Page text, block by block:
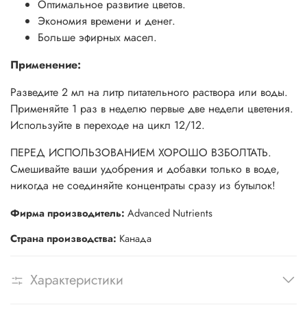
Оптимальное развитие цветов.
Экономия времени и денег.
Больше эфирных масел.
Применение:
Разведите 2 мл на литр питательного раствора или воды.
Применяйте 1 раз в неделю первые две недели цветения.
Используйте в переходе на цикл 12/12.
ПЕРЕД ИСПОЛЬЗОВАНИЕМ ХОРОШО ВЗБОЛТАТЬ.
Смешивайте ваши удобрения и добавки только в воде,
никогда не соединяйте концентраты сразу из бутылок!
Фирма производитель: Advanced Nutrients
Страна производства: Канада
Характеристики